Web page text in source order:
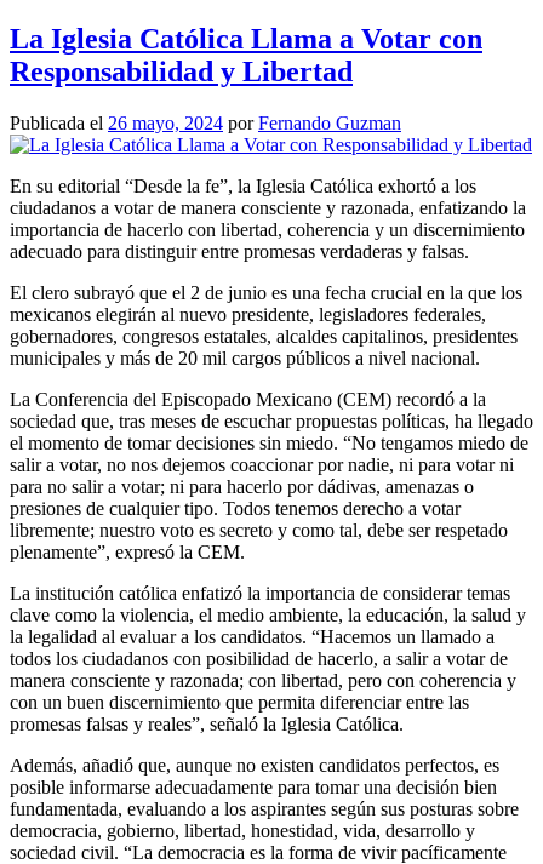
La Iglesia Católica Llama a Votar con
Responsabilidad y Libertad
Publicada el 26 mayo, 2024 porFernando Guzman
En su editorial “Desde la fe”, la Iglesia Católica exhortó a los
ciudadanos a votar de manera consciente y razonada, enfatizando la
importancia de hacerlo con libertad, coherencia y un discernimiento
adecuado para distinguir entre promesas verdaderas y falsas.
El clero subrayó que el 2 de junio es una fecha crucial en la que los
mexicanos elegirán al nuevo presidente, legisladores federales,
gobernadores, congresos estatales, alcaldes capitalinos, presidentes
municipales y más de 20 mil cargos públicos a nivel nacional.
La Conferencia del Episcopado Mexicano (CEM) recordó a la
sociedad que, tras meses de escuchar propuestas políticas, ha llegado
el momento de tomar decisiones sin miedo. “No tengamos miedo de
salir a votar, no nos dejemos coaccionar por nadie, ni para votar ni
para no salir a votar; ni para hacerlo por dádivas, amenazas o
presiones de cualquier tipo. Todos tenemos derecho a votar
libremente; nuestro voto es secreto y como tal, debe ser respetado
plenamente”, expresó la CEM.
La institución católica enfatizó la importancia de considerar temas
clave como la violencia, el medio ambiente, la educación, la salud y
la legalidad al evaluar a los candidatos. “Hacemos un llamado a
todos los ciudadanos con posibilidad de hacerlo, a salir a votar de
manera consciente y razonada; con libertad, pero con coherencia y
con un buen discernimiento que permita diferenciar entre las
promesas falsas y reales”, señaló la Iglesia Católica.
Además, añadió que, aunque no existen candidatos perfectos, es
posible informarse adecuadamente para tomar una decisión bien
fundamentada, evaluando a los aspirantes según sus posturas sobre
democracia, gobierno, libertad, honestidad, vida, desarrollo y
sociedad civil. “La democracia es la forma de vivir pacíficamente